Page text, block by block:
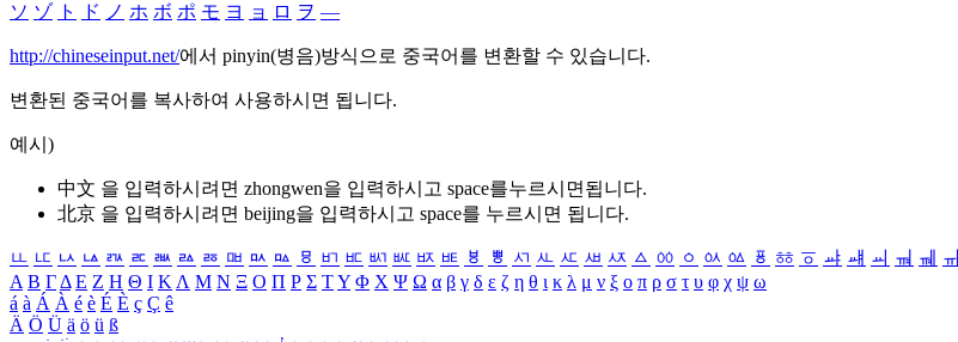
ソ ゾ ト ド ノ ホ ボ ポ モ ヨ ョ ロ ヲ ―
http://chineseinput.net/에서 pinyin(병음)방식으로 중국어를 변환할 수 있습니다.
변환된 중국어를 복사하여 사용하시면 됩니다.
예시)
中文 을 입력하시려면 zhongwen을 입력하시고 space를누르시면됩니다.
北京 을 입력하시려면 beijing을 입력하시고 space를 누르시면 됩니다.
ㅥ ㅦ ㅧ ㅨ ㅩ ㅪ ㅫ ㅬ ㅭ ㅮ ㅯ ㅰ ㅱ ㅲ ㅳ ㅴ ㅵ ㅶ ㅷ ㅸ ㅹ ㅺ ㅻ ㅼ ㅽ ㅾ ㅿ ㆀ ㆁ ㆂ ㆃ ㆄ ㆅ ㆆ ㆇ ㆈ ㆉ ㆊ ㆋ ㆌ
Α Β ΓΔ Ε Ζ Η Θ Ι ΚΛ Μ Ν Ξ Ο Π Ρ Σ ΤΥ Φ Χ Ψ Ω α β γ δ ε ζ η θ ι κ λ μ ν ξ ο π ρ σ τ υ φ χ ψ ω
á à Á À é è É È ç Ç ê
Ä Ö Ü ä ö ü ß